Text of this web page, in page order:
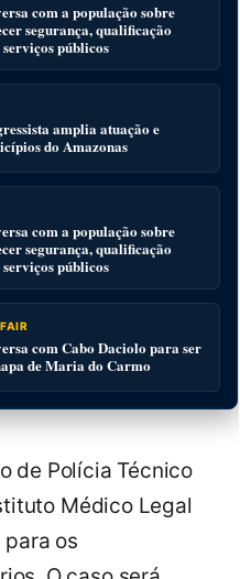
com a população sobre
segurança, qualificação
públicos
amplia atuação e
do Amazonas
com a população sobre
segurança, qualificação
públicos
com Cabo Daciolo para ser
de Maria do Carmo
de Polícia Técnico
Médico Legal
os